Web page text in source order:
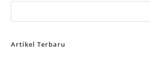
Artikel Terbaru